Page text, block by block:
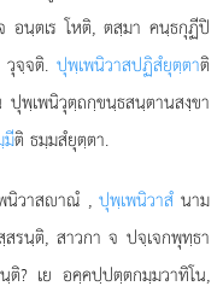
อนฺตเร โหติ, ตสฺมา คนฺธกุฏีปิ
วุจฺจติ. ปุพฺเพนิวาสปฏิสํยุตฺตาติ
ปุพฺเพนิวุตฺถกฺขนฺธสนฺตานสงฺขา
มีติ ธมฺมสํยุตฺตา.
นิวาสาณํ , ปุพฺเพนิวาสํนาม
รนฺติ, สาวกา จ ปจฺเจกพุทฺธา
? เย อคฺคปฺปตฺตกมฺมวาทิโน,